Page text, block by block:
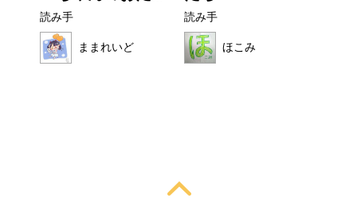
読み手
ままれいど
読み手
ほこみ